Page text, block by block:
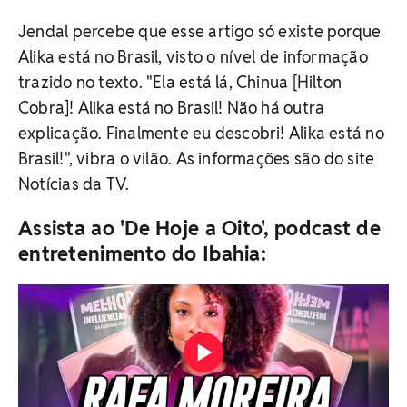
Jendal percebe que esse artigo só existe porque
Alika está no Brasil, visto o nível de informação
trazido no texto. "Ela está lá, Chinua [Hilton
Cobra]! Alika está no Brasil! Não há outra
explicação. Finalmente eu descobri! Alika está no
Brasil!", vibra o vilão. As informações são do site
Notícias da TV.
Assista ao 'De Hoje a Oito', podcast de
entretenimento do Ibahia: